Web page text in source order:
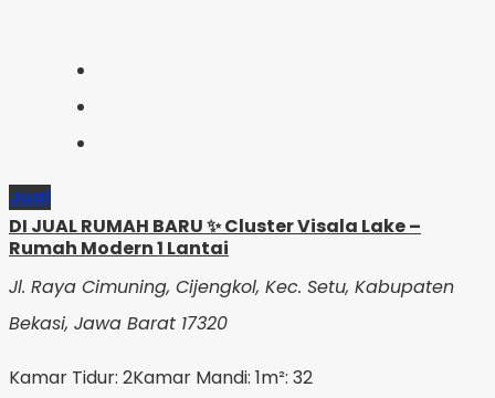
Jual
DI JUAL RUMAH BARU ✨ Cluster Visala Lake –
Rumah Modern 1 Lantai
Jl. Raya Cimuning, Cijengkol, Kec. Setu, Kabupaten
Bekasi, Jawa Barat 17320
Kamar Tidur: 2Kamar Mandi: 1m²: 32